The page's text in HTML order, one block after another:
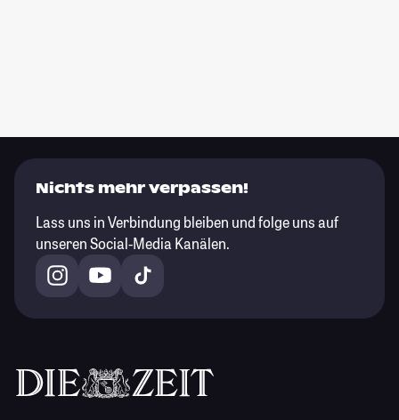
Nichts mehr verpassen!
Lass uns in Verbindung bleiben und folge uns auf
unseren Social-Media Kanälen.